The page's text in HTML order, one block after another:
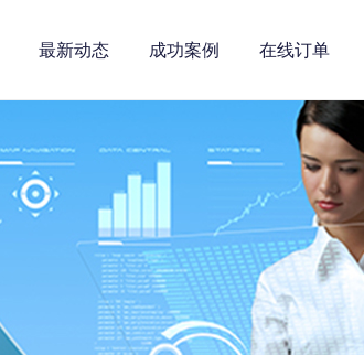
最新动态 成功案例 在线订单